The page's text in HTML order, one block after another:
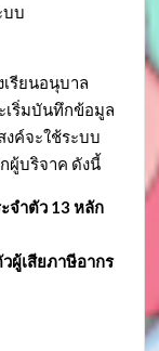
บบ
รียนอนุบาล
เริ่มบันทึกข้อมูล
ค์จะใช้ระบบ
ผู้บริจาค ดังนี้
จำตัว 13 หลัก
ผู้เสียภาษีอากร